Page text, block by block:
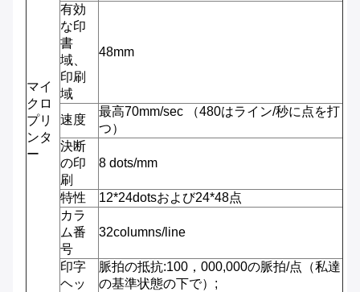
マイ
クロ
プリ
ンタ
ー
有効
な印
書
域、
印刷
域
48mm
速度
最高70mm/sec （480はライン/秒に点を打
つ）
決断
の印
刷
8 dots/mm
特性
12*24dotsおよび24*48点
カラ
ム番
号
32columns/line
印字
ヘッ
脈拍の抵抗:100，000,000の脈拍/点（私達
の基準状態の下で）;